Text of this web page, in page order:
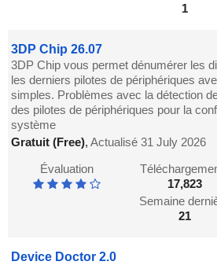
1
3DP Chip 26.07
3DP Chip vous permet dénumérer les
les derniers pilotes de périphériques
simples. Problèmes avec la détection
des pilotes de périphériques pour la
système
Gratuit (Free),Actualisé 31 July 2026
Évaluation
17,823
Semaine
21
Device Doctor 2.0